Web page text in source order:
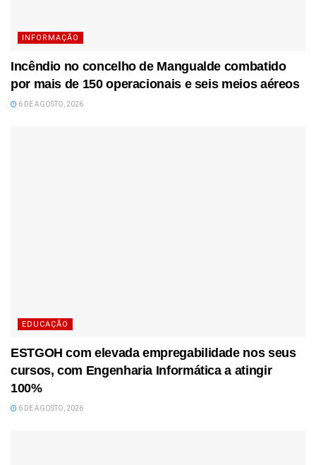
INFORMAÇÃO
Incêndio no concelho de Mangualde combatido
por mais de 150 operacionais e seis meios aéreos
6 DE AGOSTO, 2026
EDUCAÇÃO
ESTGOH com elevada empregabilidade nos seus
cursos, com Engenharia Informática a atingir
100%
6 DE AGOSTO, 2026